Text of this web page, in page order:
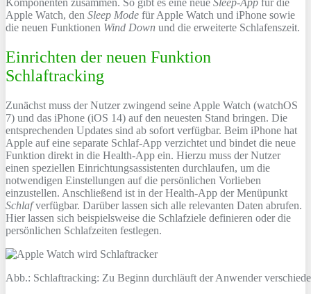
Apple Watch, den Sleep Mode für Apple Watch und iPhone sowie
die neuen Funktionen Wind Down und die erweiterte Schlafenszeit.
Einrichten der neuen Funktion
Schlaftracking
Zunächst muss der Nutzer zwingend seine Apple Watch (watchOS
7) und das iPhone (iOS 14) auf den neuesten Stand bringen. Die
entsprechenden Updates sind ab sofort verfügbar. Beim iPhone hat
Apple auf eine separate Schlaf-App verzichtet und bindet die neue
Funktion direkt in die Health-App ein. Hierzu muss der Nutzer
einen speziellen Einrichtungsassistenten durchlaufen, um die
notwendigen Einstellungen auf die persönlichen Vorlieben
einzustellen. Anschließend ist in der Health-App der Menüpunkt
Schlafverfügbar. Darüber lassen sich alle relevanten Daten abrufen.
Hier lassen sich beispielsweise die Schlafziele definieren oder die
persönlichen Schlafzeiten festlegen.
Abb.: Schlaftracking: Zu Beginn durchläuft der Anwender